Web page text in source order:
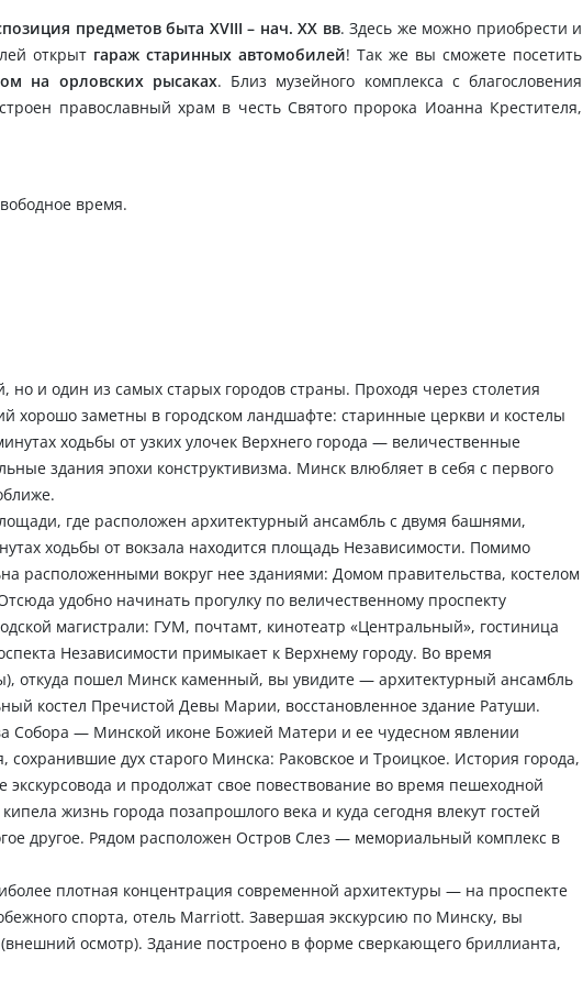
предметов быта XVIII – нач. XX вв. Здесь же можно приобрести и
открыт гараж старинных автомобилей! Так же вы сможете посетить
на орловских рысаках. Близ музейного комплекса с благословения
православный храм в честь Святого пророка Иоанна Крестителя,
время.
и один из самых старых городов страны. Проходя через столетия
хорошо заметны в городском ландшафте: старинные церкви и костелы
ходьбы от узких улочек Верхнего города — величественные
здания эпохи конструктивизма. Минск влюбляет в себя с первого
где расположен архитектурный ансамбль с двумя башнями,
ходьбы от вокзала находится площадь Независимости. Помимо
расположенными вокруг нее зданиями: Домом правительства, костелом
удобно начинать прогулку по величественному проспекту
магистрали: ГУМ, почтамт, кинотеатр «Центральный», гостиница
Независимости примыкает к Верхнему городу. Во время
откуда пошел Минск каменный, вы увидите — архитектурный ансамбль
костел Пречистой Девы Марии, восстановленное здание Ратуши.
Собора — Минской иконе Божией Матери и ее чудесном явлении
дух старого Минска: Раковское и Троицкое. История города,
и продолжат свое повествование во время пешеходной
жизнь города позапрошлого века и куда сегодня влекут гостей
другое. Рядом расположен Остров Слез — мемориальный комплекс в
плотная концентрация современной архитектуры — на проспекте
спорта, отель Marriott. Завершая экскурсию по Минску, вы
осмотр). Здание построено в форме сверкающего бриллианта,